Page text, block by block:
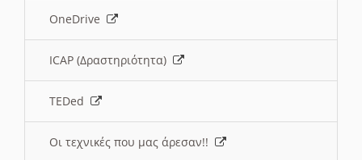
OneDrive
ICAP (Δραστηριότητα)
TEDed
Οι τεχνικές που μας άρεσαν!!